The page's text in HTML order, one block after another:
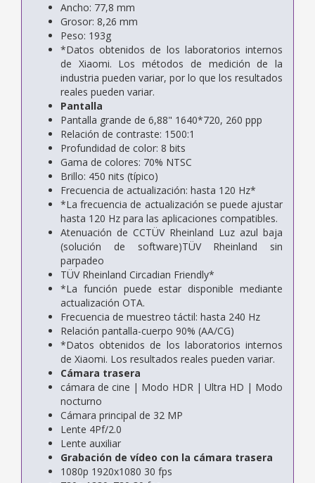
Ancho: 77,8 mm
Grosor: 8,26 mm
Peso: 193g
*Datos obtenidos de los laboratorios internos
de Xiaomi. Los métodos de medición de la
industria pueden variar, por lo que los resultados
reales pueden variar.
Pantalla
Pantalla grande de 6,88" 1640*720, 260 ppp
Relación de contraste: 1500:1
Profundidad de color: 8 bits
Gama de colores: 70% NTSC
Brillo: 450 nits (típico)
Frecuencia de actualización: hasta 120 Hz*
*La frecuencia de actualización se puede ajustar
hasta 120 Hz para las aplicaciones compatibles.
Atenuación de CCTÜV Rheinland Luz azul baja
(solución de software)TÜV Rheinland sin
parpadeo
TÜV Rheinland Circadian Friendly*
*La función puede estar disponible mediante
actualización OTA.
Frecuencia de muestreo táctil: hasta 240 Hz
Relación pantalla-cuerpo 90% (AA/CG)
*Datos obtenidos de los laboratorios internos
de Xiaomi. Los resultados reales pueden variar.
Cámara trasera
cámara de cine | Modo HDR | Ultra HD | Modo
nocturno
Cámara principal de 32 MP
Lente 4Pf/2.0
Lente auxiliar
Grabación de vídeo con la cámara trasera
1080p 1920x1080 30 fps